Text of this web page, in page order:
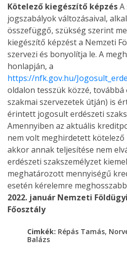
Kötelező kiegészítő képzésA
jogszabályok változásaival,
összefüggő, szükség szerint
kiegészítő képzést a Nemzeti
szervezi és bonyolítja le. A
honlapján, a
https://nfk.gov.hu/
oldalon tesszük közzé, továbbá
szakmai szervezetek útján) is
érintett jogosult erdészeti
Amennyiben az aktuális
nem volt meghirdetett kötelező
akkor annak teljesítése nem
erdészeti szakszemélyzet
meghatározott mennyiségű
esetén kérelemre
2022. január Nemzeti
Főosztály
Cimkék: Répás Tamás,
Balázs